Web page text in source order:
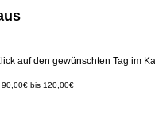
auf den gewünschten Tag im
90,00€ bis 120,00€